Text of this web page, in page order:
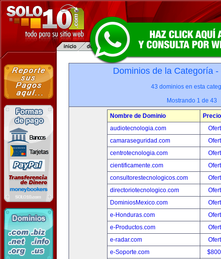
Dominios de la Categoría -
43 dominios en esta
Mostrando 1 de 43
Nombre de Dominio
Precio
audiotecnologia.com
camaraseguridad.com
centrotecnologia.com
cientificamente.com
consultorestecnologicos.com
directoriotecnologico.com
DominiosMexico.com
e-Honduras.com
e-Productos.com
e-radar.com
e-Soporte.com